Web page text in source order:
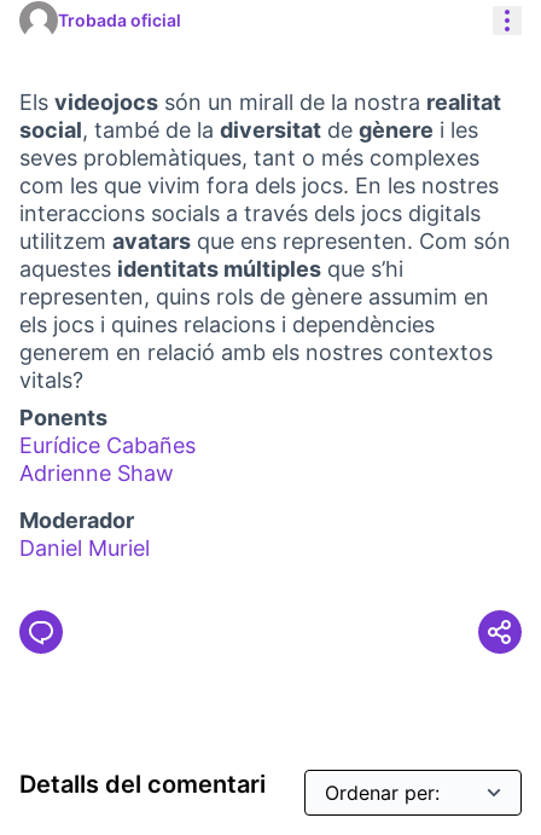
Trobada oficial
Els videojocs són un mirall de la nostra realitat
social, també de la diversitat de gènere i les
seves problemàtiques, tant o més complexes
com les que vivim fora dels jocs. En les nostres
interaccions socials a través dels jocs digitals
utilitzem avatars que ens representen. Com són
aquestes identitats múltiples que s’hi
representen, quins rols de gènere assumim en
els jocs i quines relacions i dependències
generem en relació amb els nostres contextos
vitals?
Ponents
Eurídice Cabañes
Adrienne Shaw
Moderador
Daniel Muriel
Detalls del comentari